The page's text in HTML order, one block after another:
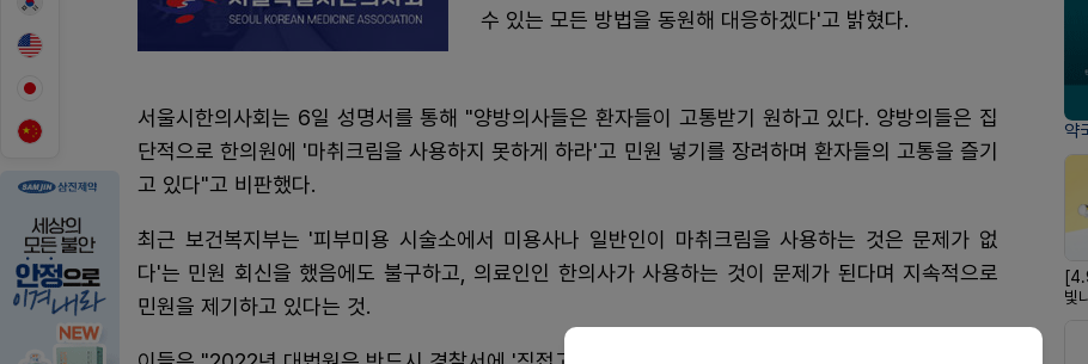
수 있는 모든 방법을 동원해 대응하겠다'고 밝혔다.
서울시한의사회는 6일 성명서를 통해 "양방의사들은 환자들이 고통받기 원하고 있다. 양방의들은 집
단적으로 한의원에 '마취크림을 사용하지 못하게 하라'고 민원 넣기를 장려하며 환자들의 고통을 즐기
고 있다"고 비판했다.
최근 보건복지부는 '피부미용 시술소에서 미용사나 일반인이 마취크림을 사용하는 것은 문제가 없
다'는 민원 회신을 했음에도 불구하고, 의료인인 한의사가 사용하는 것이 문제가 된다며 지속적으로
민원을 제기하고 있다는 것.
약
빛